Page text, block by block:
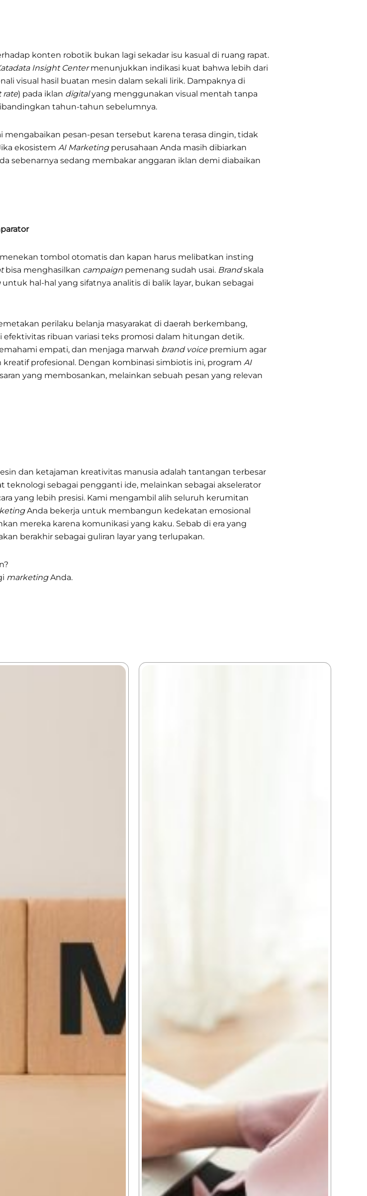
konten robotik bukan lagi sekadar isu kasual di ruang rapat.
Insight Centermenunjukkan indikasi kuat bahwa lebih dari
visual hasil buatan mesin dalam sekali lirik. Dampaknya di
rate) pada iklan digitalyang menggunakan visual mentah tanpa
tahun-tahun sebelumnya.
pesan-pesan tersebut karena terasa dingin, tidak
ekosistem AI Marketingperusahaan Anda masih dibiarkan
sebenarnya sedang membakar anggaran iklan demi diabaikan
tombol otomatis dan kapan harus melibatkan insting
bisa menghasilkan campaign pemenang sudah usai. Brandskala
untuk hal-hal yang sifatnya analitis di balik layar, bukan sebagai
perilaku belanja masyarakat di daerah berkembang,
ribuan variasi teks promosi dalam hitungan detik.
empati, dan menjaga marwah brand voicepremium agar
profesional. Dengan kombinasi simbiotis ini, program AI
yang membosankan, melainkan sebuah pesan yang relevan
dan ketajaman kreativitas manusia adalah tantangan terbesar
teknologi sebagai pengganti ide, melainkan sebagai akselerator
yang lebih presisi. Kami mengambil alih seluruh kerumitan
Anda bekerja untuk membangun kedekatan emosional
mereka karena komunikasi yang kaku. Sebab di era yang
berakhir sebagai guliran layar yang terlupakan.
marketingAnda.